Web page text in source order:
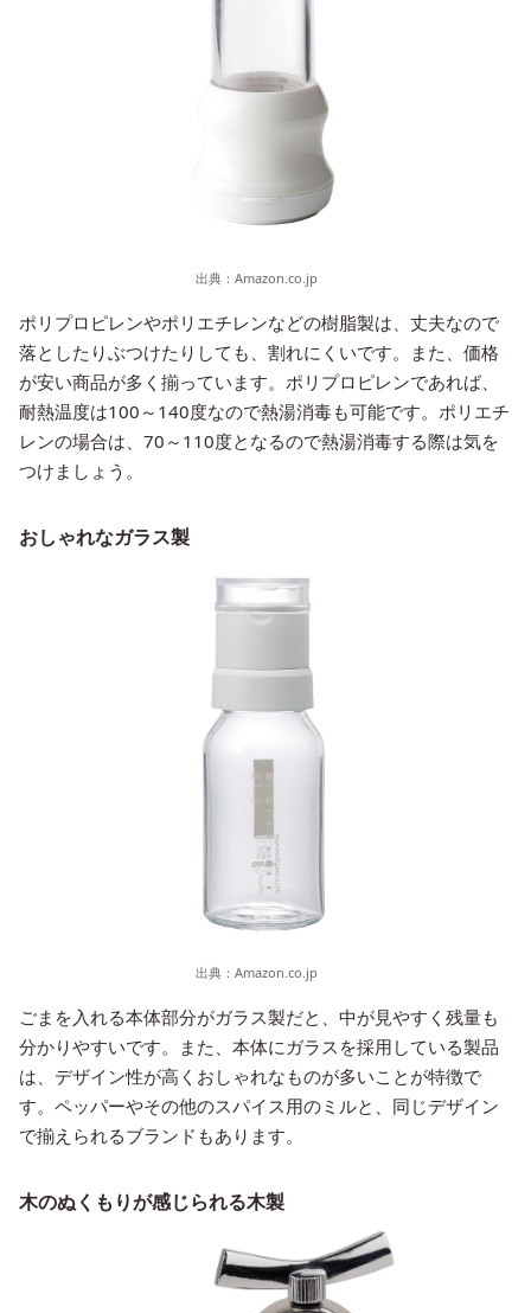
出典： Amazon.co.jp
ポリプロピレンやポリエチレンなどの樹脂製は、丈夫なので
落としたりぶつけたりしても、割れにくいです。また、価格
が安い商品が多く揃っています。ポリプロピレンであれば、
耐熱温度は100～140度なので熱湯消毒も可能です。ポリエチ
レンの場合は、70～110度となるので熱湯消毒する際は気を
つけましょう。
おしゃれなガラス製
出典： Amazon.co.jp
ごまを入れる本体部分がガラス製だと、中が見やすく残量も
分かりやすいです。また、本体にガラスを採用している製品
は、デザイン性が高くおしゃれなものが多いことが特徴で
す。ペッパーやその他のスパイス用のミルと、同じデザイン
で揃えられるブランドもあります。
木のぬくもりが感じられる木製